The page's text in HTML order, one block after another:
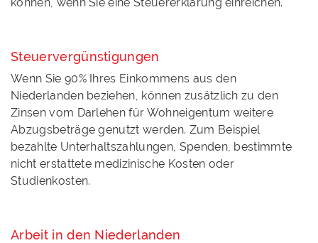
Steuervergünstigungen
Wenn Sie 90% Ihres Einkommens aus den
Niederlanden beziehen, können zusätzlich zu den
Zinsen vom Darlehen für Wohneigentum weitere
Abzugsbeträge genutzt werden. Zum Beispiel
bezahlte Unterhaltszahlungen, Spenden, bestimmte
nicht erstattete medizinische Kosten oder
Studienkosten.
Arbeit in den Niederlanden